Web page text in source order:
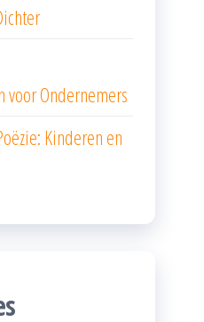
Ondernemers
Kinderen en